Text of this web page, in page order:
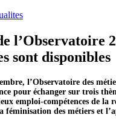
l’Observatoire
sont disponibles
l’Observatoire des
pour échanger sur trois
emploi-compétences de la
féminisation des métiers et